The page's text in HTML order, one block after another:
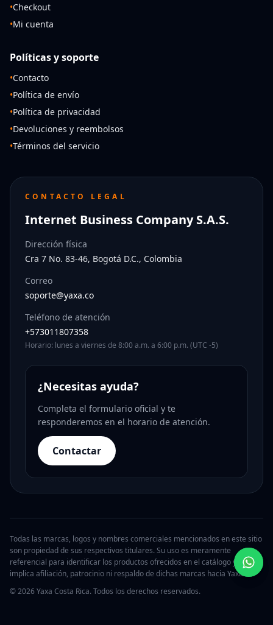
•Checkout
•Mi cuenta
Políticas y soporte
•Contacto
•Política de envío
•Política de privacidad
•Devoluciones y reembolsos
•Términos del servicio
CONTACTO LEGAL
Internet Business Company S.A.S.
Dirección física
Cra 7 No. 83-46, Bogotá D.C., Colombia
Correo
soporte@yaxa.co
Teléfono de atención
+573011807358
Horario: lunes a viernes de 8:00 a.m. a 6:00 p.m. (UTC -5)
¿Necesitas ayuda?
Completa el formulario oficial y te
responderemos en el horario de atención.
Contactar
Todas las marcas, logos y nombres comerciales mencionados en este sitio
son propiedad de sus respectivos titulares. Su uso es meramente
referencial para identificar los productos ofrecidos en el catálogo y no
implica afiliación, patrocinio ni respaldo de dichas marcas hacia Yaxa.
© 2026 Yaxa Costa Rica. Todos los derechos reservados.